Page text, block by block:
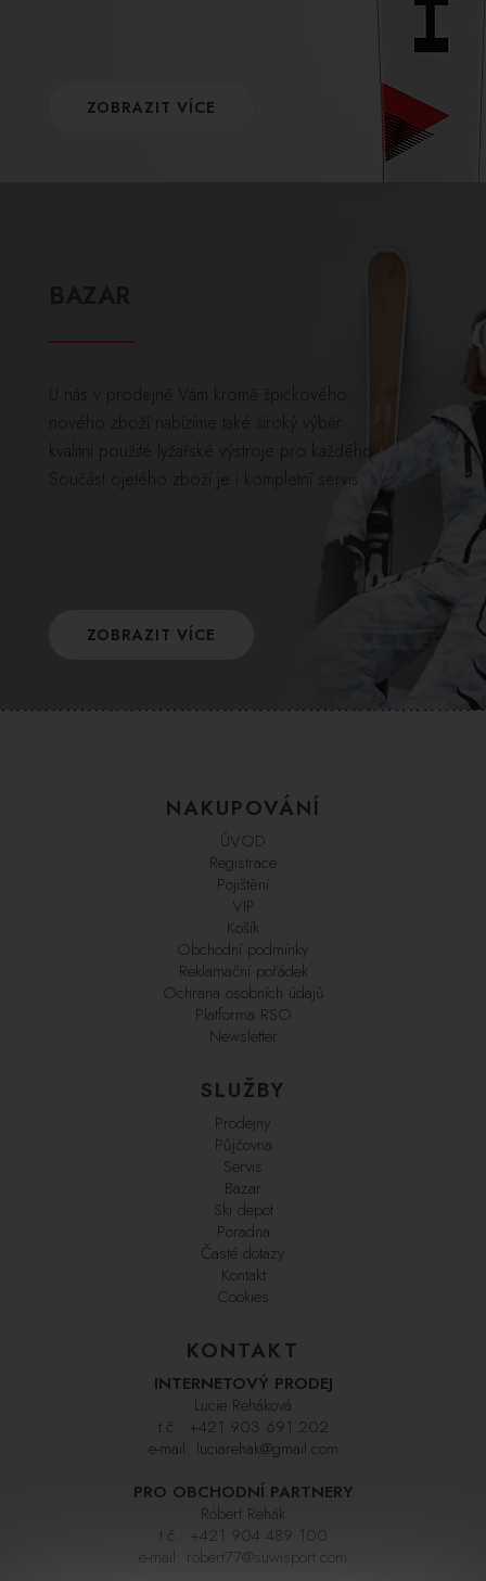
ZOBRAZIT VÍCE
U nás v prodejně Vám kromě špičkového
nového zboží nabízíme také široký výběr
kvalitní použité lyžařské výstroje pro každého.
Součást ojetého zboží je i kompletní servis.
ZOBRAZIT VÍCE
NAKUPOVÁNÍ
ÚVOD
Registrace
Pojištění
VIP
Košík
Obchodní podmínky
Reklamační pořádek
Ochrana osobních údajů
Platforma RSO
Newsletter
SLUŽBY
Prodejny
Půjčovna
Servis
Bazar
Ski depot
Poradna
Časté dotazy
Kontakt
Cookies
KONTAKT
INTERNETOVÝ PRODEJ
Lucie Reháková
t.č.: +421 903 691 202
e-mail: luciarehak@gmail.com
PRO OBCHODNÍ PARTNERY
Róbert Rehák
t.č.:
+421 904 489 100
e-mail: robert77@suwisport.com